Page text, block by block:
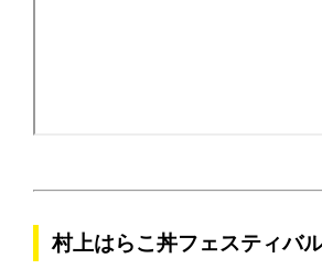
村上はらこ丼フェスティバ